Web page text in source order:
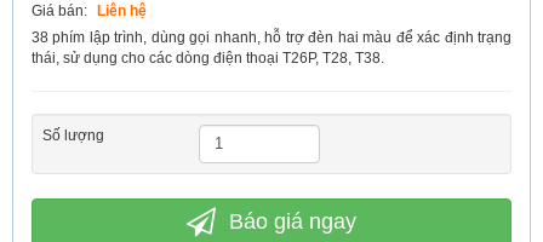
Giá bán:
Liên hệ
38 phím lập trình, dùng gọi nhanh, hỗ trợ đèn hai màu để xác định trạng
thái, sử dụng cho các dòng điện thoại T26P, T28, T38.
Số lượng
Báo giá ngay